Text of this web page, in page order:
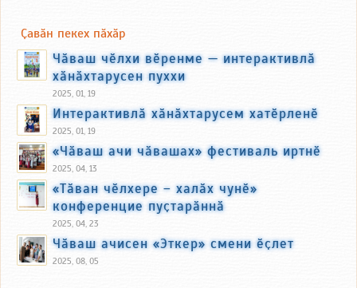
Ҫавӑн пекех пӑхӑр
Чӑваш чӗлхи вӗренме — интерактивлӑ
хӑнӑхтарусен пуххи
2025, 01, 19
Интерактивлӑ хӑнӑхтарусем хатӗрленӗ
2025, 01, 19
«Чӑваш ачи чӑвашах» фестиваль иртнӗ
2025, 04, 13
«Тӑван чӗлхере – халӑх чунӗ»
конференцие пуҫтарӑннӑ
2025, 04, 23
Чӑваш ачисен «Эткер» смени ӗҫлет
2025, 08, 05